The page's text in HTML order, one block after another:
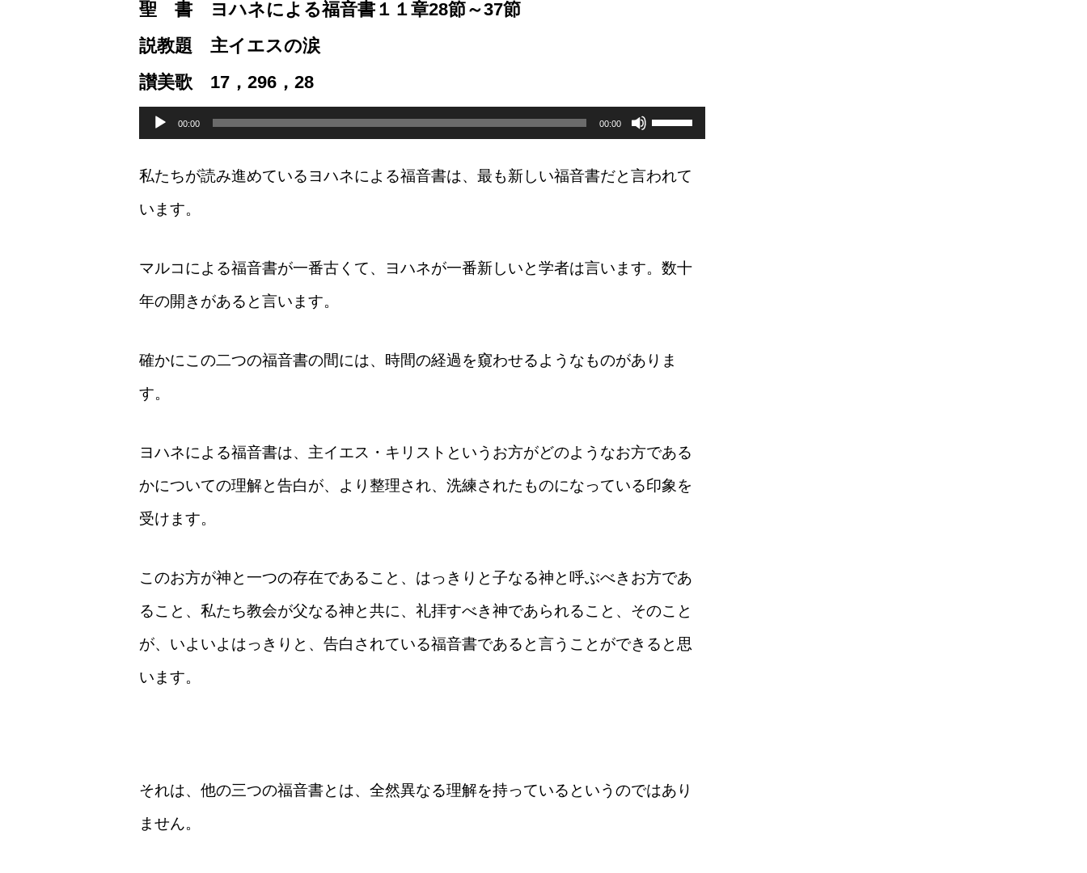
聖 書 ヨハネによる福音書１１章28節～37節
説教題 主イエスの涙
讃美歌 17，296，28
プ
ヤ
00:00 00:00
リ
ュ
調
印
く
だ
私たちが読み進めているヨハネによる福音書は、最も新しい福音書だと言われて
います。
マルコによる福音書が一番古くて、ヨハネが一番新しいと学者は言います。数十
年の開きがあると言います。
確かにこの二つの福音書の間には、時間の経過を窺わせるようなものがありま
す。
ヨハネによる福音書は、主イエス・キリストというお方がどのようなお方である
かについての理解と告白が、より整理され、洗練されたものになっている印象を
受けます。
このお方が神と一つの存在であること、はっきりと子なる神と呼ぶべきお方であ
ること、私たち教会が父なる神と共に、礼拝すべき神であられること、そのこと
が、いよいよはっきりと、告白されている福音書であると言うことができると思
います。
それは、他の三つの福音書とは、全然異なる理解を持っているというのではあり
ません。